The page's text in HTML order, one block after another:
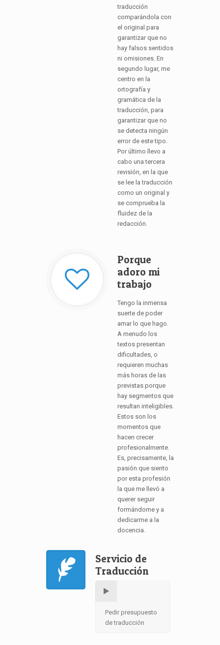
traducción
comparándola con
el original para
garantizar que no
hay falsos sentidos
ni omisiones. En
segundo lugar, me
centro en la
ortografía y
gramática de la
traducción, para
garantizar que no
se detecta ningún
error de este tipo.
Por último llevo a
cabo una tercera
revisión, en la que
se lee la traducción
como un original y
se comprueba la
fluidez de la
redacción.
Porque
adoro mi
trabajo
Tengo la inmensa
suerte de poder
amar lo que hago.
A menudo los
textos presentan
dificultades, o
requieren muchas
más horas de las
previstas porque
hay segmentos que
resultan inteligibles.
Estos son los
momentos que
hacen crecer
profesionalmente.
Es, precisamente, la
pasión que siento
por esta profesión
la que me llevó a
querer seguir
formándome y a
dedicarme a la
docencia.
Servicio de
Traducción
Pedir presupuesto
de traducción